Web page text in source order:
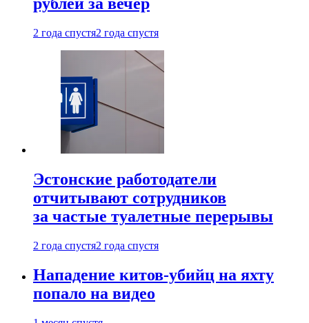
рублей за вечер
2 года спустя2 года спустя
Эстонские работодатели
отчитывают сотрудников
за частые туалетные перерывы
2 года спустя2 года спустя
Нападение китов-убийц на яхту
попало на видео